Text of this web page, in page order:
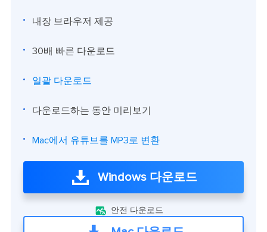
내장 브라우저 제공
30배 빠른 다운로드
일괄 다운로드
다운로드하는 동안 미리보기
Mac에서 유튜브를 MP3로 변환
Windows 다운로드
 안전 다운로드